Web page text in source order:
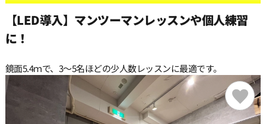
【LED導入】マンツーマンレッスンや個人練習
に！
鏡面5.4ｍで、3〜5名ほどの少人数レッスンに最適です。